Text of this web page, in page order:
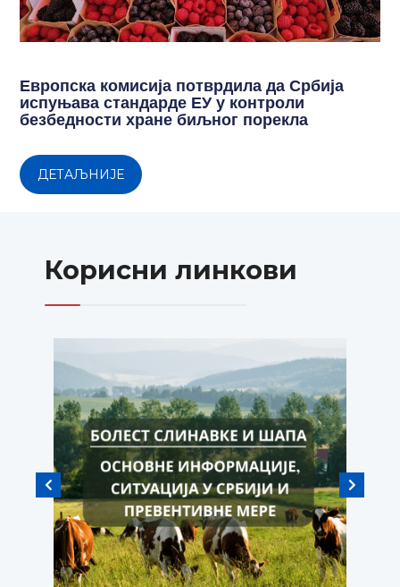
Европска комисија потврдила да Србија
испуњава стандарде ЕУ у контроли
безбедности хране биљног порекла
ДЕТАЉНИЈЕ
Корисни линкови